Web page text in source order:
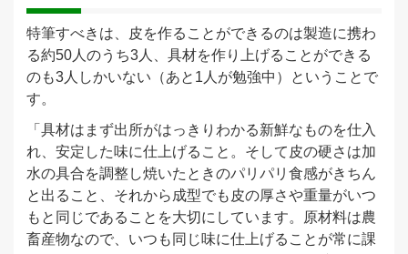
特筆すべきは、皮を作ることができるのは製造に携わ
る約50人のうち3人、具材を作り上げることができる
のも3人しかいない（あと1人が勉強中）ということで
す。
「具材はまず出所がはっきりわかる新鮮なものを仕入
れ、安定した味に仕上げること。そして皮の硬さは加
水の具合を調整し焼いたときのパリパリ食感がきちん
と出ること、それから成型でも皮の厚さや重量がいつ
もと同じであることを大切にしています。原材料は農
畜産物なので、いつも同じ味に仕上げることが常に課